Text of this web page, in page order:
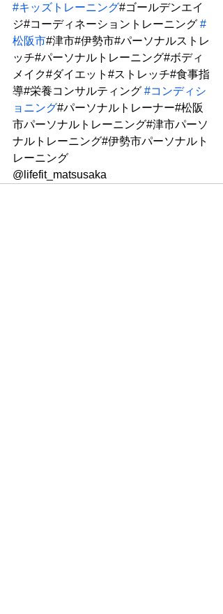
#キッズトレーニング#ゴールデンエイ
ジ#コーディネーショントレーニング #
松阪市#津市#伊勢市#パーソナルストレ
ッチ#パーソナルトレーニング#ボディ
メイク#ダイエット#ストレッチ#食事指
導#栄養コンサルティング #コンディシ
ョニング#パーソナルトレーナー#松阪
市パーソナルトレーニング#津市パーソ
ナルトレーニング#伊勢市パーソナルト
レーニング
@lifefit_matsusaka